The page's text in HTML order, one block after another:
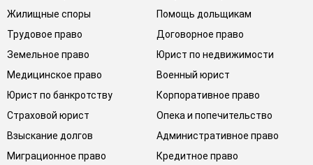
Жилищные споры
Помощь дольщикам
Трудовое право
Договорное право
Земельное право
Юрист по недвижимости
Медицинское право
Военный юрист
Юрист по банкротству
Корпоративное право
Страховой юрист
Опека и попечительство
Взыскание долгов
Административное право
Миграционное право
Кредитное право